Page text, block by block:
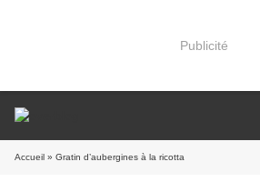
Publicité
Accueil » Gratin d’aubergines à la ricotta